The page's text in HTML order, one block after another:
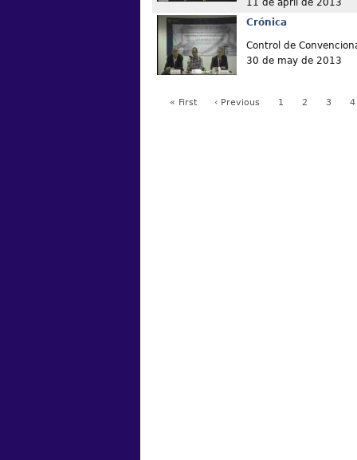
11 de april de 2013
Crónica
Control de
30 de may de 2013
« First ‹ Previous 1 2 3 4